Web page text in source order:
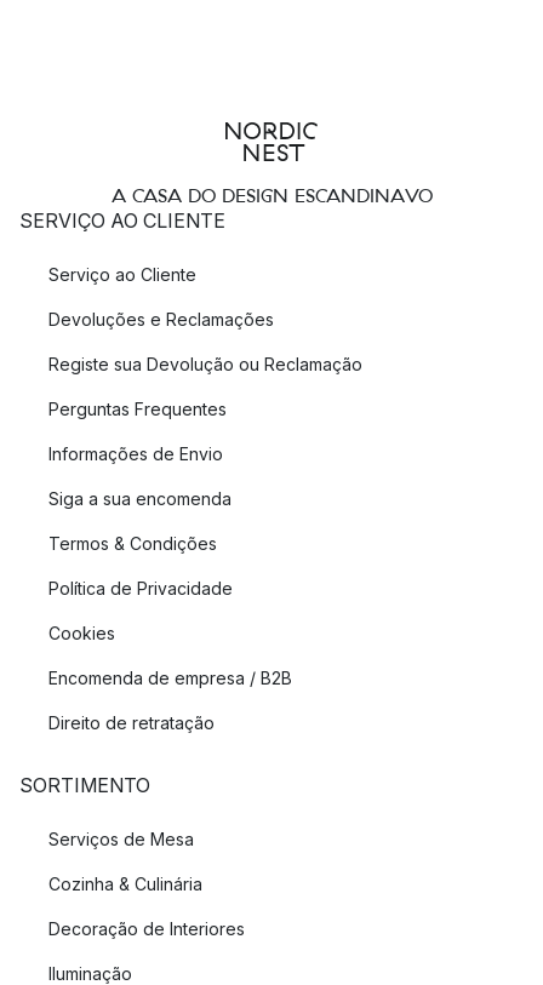
A CASA DO DESIGN ESCANDINAVO
SERVIÇO AO CLIENTE
Serviço ao Cliente
Devoluções e Reclamações
Registe sua Devolução ou Reclamação
Perguntas Frequentes
Informações de Envio
Siga a sua encomenda
Termos & Condições
Política de Privacidade
Cookies
Encomenda de empresa / B2B
Direito de retratação
SORTIMENTO
Serviços de Mesa
Cozinha & Culinária
Decoração de Interiores
Iluminação